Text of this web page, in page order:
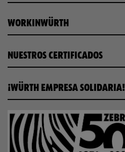
WORKINWÜRTH
NUESTROS CERTIFICADOS
¡WÜRTH EMPRESA SOLIDARIA!